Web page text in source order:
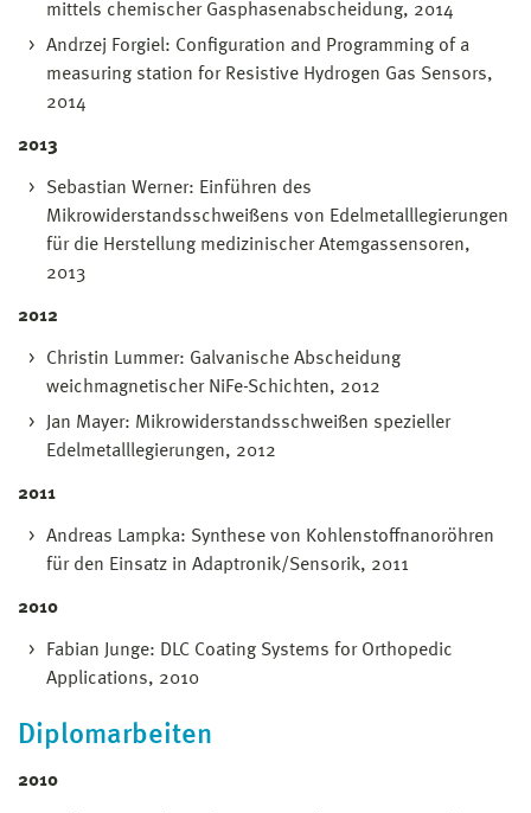
mittels chemischer Gasphasenabscheidung, 2014
Andrzej Forgiel: Configuration and Programming of a
measuring station for Resistive Hydrogen Gas Sensors,
2014
2013
Sebastian Werner: Einführen des
Mikrowiderstandsschweißens von Edelmetalllegierungen
für die Herstellung medizinischer Atemgassensoren,
2013
2012
Christin Lummer: Galvanische Abscheidung
weichmagnetischer NiFe-Schichten, 2012
Jan Mayer: Mikrowiderstandsschweißen spezieller
Edelmetalllegierungen, 2012
2011
Andreas Lampka: Synthese von Kohlenstoffnanoröhren
für den Einsatz in Adaptronik/Sensorik, 2011
2010
Fabian Junge: DLC Coating Systems for Orthopedic
Applications, 2010
Diplomarbeiten
2010